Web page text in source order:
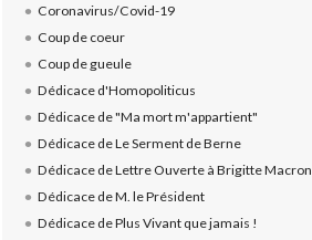
Coronavirus/Covid-19
Coup de coeur
Coup de gueule
Dédicace d'Homopoliticus
Dédicace de "Ma mort m'appartient"
Dédicace de Le Serment de Berne
Dédicace de Lettre Ouverte à Brigitte Macron
Dédicace de M. le Président
Dédicace de Plus Vivant que jamais !